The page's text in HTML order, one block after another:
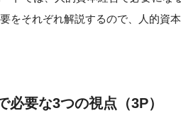
をそれぞれ解説するので、人的資
必要な3つの視点（3P）